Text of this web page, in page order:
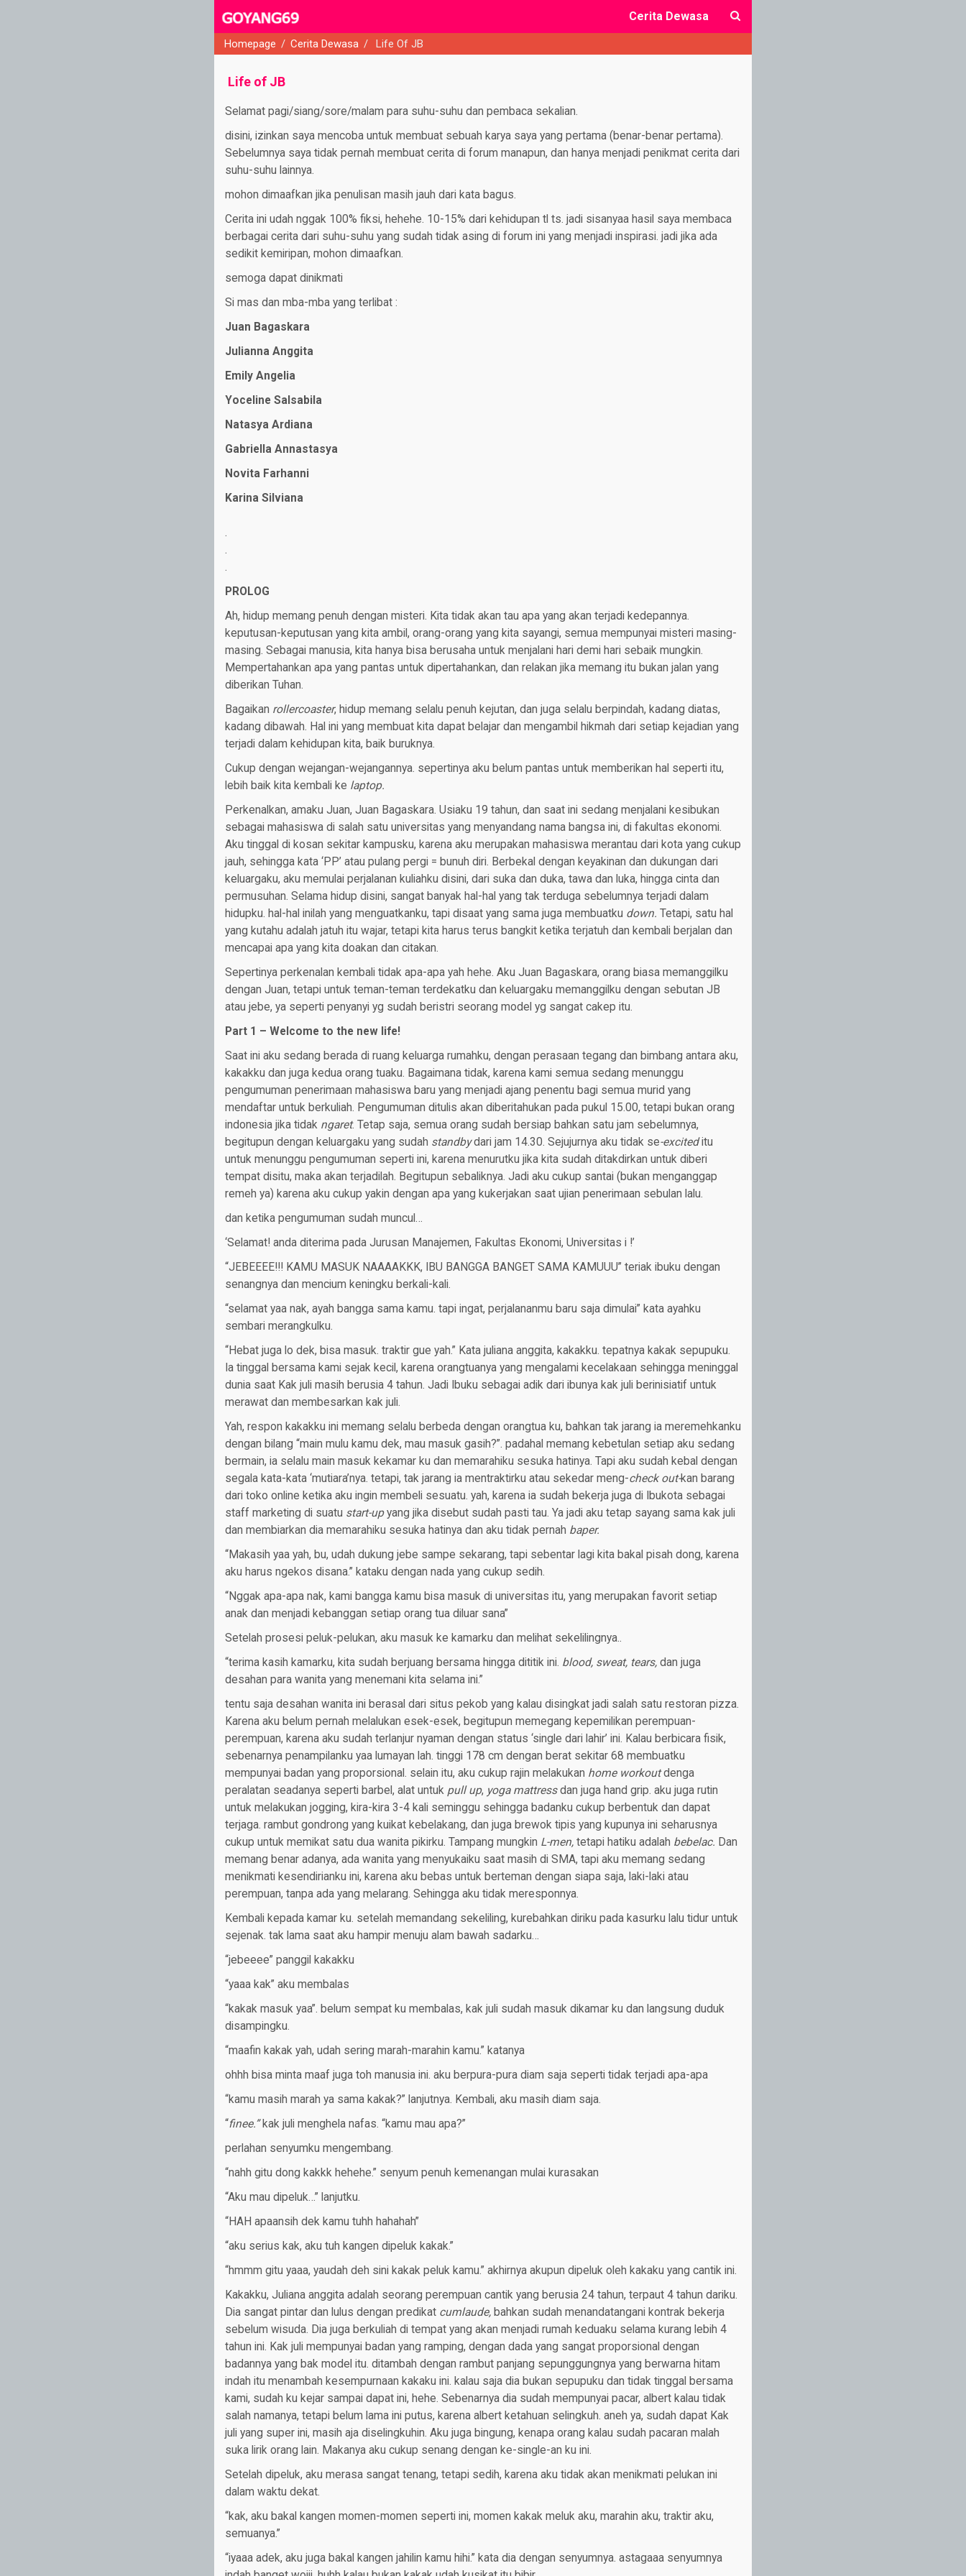
Cerita Dewasa
Homepage / Cerita Dewasa / Life Of JB
Life of JB
Selamat pagi/siang/sore/malam para suhu-suhu dan pembaca sekalian.
disini, izinkan saya mencoba untuk membuat sebuah karya saya yang pertama (benar-benar pertama).
Sebelumnya saya tidak pernah membuat cerita di forum manapun, dan hanya menjadi penikmat cerita dari
suhu-suhu lainnya.
mohon dimaafkan jika penulisan masih jauh dari kata bagus.
Cerita ini udah nggak 100% fiksi, hehehe. 10-15% dari kehidupan tl ts. jadi sisanyaa hasil saya membaca
berbagai cerita dari suhu-suhu yang sudah tidak asing di forum ini yang menjadi inspirasi. jadi jika ada
sedikit kemiripan, mohon dimaafkan.
semoga dapat dinikmati
Si mas dan mba-mba yang terlibat :
Juan Bagaskara
Julianna Anggita
Emily Angelia
Yoceline Salsabila
Natasya Ardiana
Gabriella Annastasya
Novita Farhanni
Karina Silviana
.
.
.
PROLOG
Ah, hidup memang penuh dengan misteri. Kita tidak akan tau apa yang akan terjadi kedepannya.
keputusan-keputusan yang kita ambil, orang-orang yang kita sayangi, semua mempunyai misteri masing-
masing. Sebagai manusia, kita hanya bisa berusaha untuk menjalani hari demi hari sebaik mungkin.
Mempertahankan apa yang pantas untuk dipertahankan, dan relakan jika memang itu bukan jalan yang
diberikan Tuhan.
Bagaikan rollercoaster, hidup memang selalu penuh kejutan, dan juga selalu berpindah, kadang diatas,
kadang dibawah. Hal ini yang membuat kita dapat belajar dan mengambil hikmah dari setiap kejadian yang
terjadi dalam kehidupan kita, baik buruknya.
Cukup dengan wejangan-wejangannya. sepertinya aku belum pantas untuk memberikan hal seperti itu,
lebih baik kita kembali ke laptop.
Perkenalkan, amaku Juan, Juan Bagaskara. Usiaku 19 tahun, dan saat ini sedang menjalani kesibukan
sebagai mahasiswa di salah satu universitas yang menyandang nama bangsa ini, di fakultas ekonomi.
Aku tinggal di kosan sekitar kampusku, karena aku merupakan mahasiswa merantau dari kota yang cukup
jauh, sehingga kata ‘PP’ atau pulang pergi = bunuh diri. Berbekal dengan keyakinan dan dukungan dari
keluargaku, aku memulai perjalanan kuliahku disini, dari suka dan duka, tawa dan luka, hingga cinta dan
permusuhan. Selama hidup disini, sangat banyak hal-hal yang tak terduga sebelumnya terjadi dalam
hidupku. hal-hal inilah yang menguatkanku, tapi disaat yang sama juga membuatku down. Tetapi, satu hal
yang kutahu adalah jatuh itu wajar, tetapi kita harus terus bangkit ketika terjatuh dan kembali berjalan dan
mencapai apa yang kita doakan dan citakan.
Sepertinya perkenalan kembali tidak apa-apa yah hehe. Aku Juan Bagaskara, orang biasa memanggilku
dengan Juan, tetapi untuk teman-teman terdekatku dan keluargaku memanggilku dengan sebutan JB
atau jebe, ya seperti penyanyi yg sudah beristri seorang model yg sangat cakep itu.
Part 1 – Welcome to the new life!
Saat ini aku sedang berada di ruang keluarga rumahku, dengan perasaan tegang dan bimbang antara aku,
kakakku dan juga kedua orang tuaku. Bagaimana tidak, karena kami semua sedang menunggu
pengumuman penerimaan mahasiswa baru yang menjadi ajang penentu bagi semua murid yang
mendaftar untuk berkuliah. Pengumuman ditulis akan diberitahukan pada pukul 15.00, tetapi bukan orang
indonesia jika tidak ngaret. Tetap saja, semua orang sudah bersiap bahkan satu jam sebelumnya,
begitupun dengan keluargaku yang sudah standbydari jam 14.30. Sejujurnya aku tidak se-exciteditu
untuk menunggu pengumuman seperti ini, karena menurutku jika kita sudah ditakdirkan untuk diberi
tempat disitu, maka akan terjadilah. Begitupun sebaliknya. Jadi aku cukup santai (bukan menganggap
remeh ya) karena aku cukup yakin dengan apa yang kukerjakan saat ujian penerimaan sebulan lalu.
dan ketika pengumuman sudah muncul…
‘Selamat! anda diterima pada Jurusan Manajemen, Fakultas Ekonomi, Universitas i !’
“JEBEEEE!!! KAMU MASUK NAAAAKKK, IBU BANGGA BANGET SAMA KAMUUU” teriak ibuku dengan
senangnya dan mencium keningku berkali-kali.
“selamat yaa nak, ayah bangga sama kamu. tapi ingat, perjalananmu baru saja dimulai” kata ayahku
sembari merangkulku.
“Hebat juga lo dek, bisa masuk. traktir gue yah.” Kata juliana anggita, kakakku. tepatnya kakak sepupuku.
Ia tinggal bersama kami sejak kecil, karena orangtuanya yang mengalami kecelakaan sehingga meninggal
dunia saat Kak juli masih berusia 4 tahun. Jadi Ibuku sebagai adik dari ibunya kak juli berinisiatif untuk
merawat dan membesarkan kak juli.
Yah, respon kakakku ini memang selalu berbeda dengan orangtua ku, bahkan tak jarang ia meremehkanku
dengan bilang “main mulu kamu dek, mau masuk gasih?”. padahal memang kebetulan setiap aku sedang
bermain, ia selalu main masuk kekamar ku dan memarahiku sesuka hatinya. Tapi aku sudah kebal dengan
segala kata-kata ‘mutiara’nya. tetapi, tak jarang ia mentraktirku atau sekedar meng-check out-kan barang
dari toko online ketika aku ingin membeli sesuatu. yah, karena ia sudah bekerja juga di Ibukota sebagai
staff marketing di suatu start-upyang jika disebut sudah pasti tau. Ya jadi aku tetap sayang sama kak juli
dan membiarkan dia memarahiku sesuka hatinya dan aku tidak pernah baper.
“Makasih yaa yah, bu, udah dukung jebe sampe sekarang, tapi sebentar lagi kita bakal pisah dong, karena
aku harus ngekos disana.” kataku dengan nada yang cukup sedih.
“Nggak apa-apa nak, kami bangga kamu bisa masuk di universitas itu, yang merupakan favorit setiap
anak dan menjadi kebanggan setiap orang tua diluar sana”
Setelah prosesi peluk-pelukan, aku masuk ke kamarku dan melihat sekelilingnya..
“terima kasih kamarku, kita sudah berjuang bersama hingga dititik ini. blood, sweat, tears, dan juga
desahan para wanita yang menemani kita selama ini.”
tentu saja desahan wanita ini berasal dari situs pekob yang kalau disingkat jadi salah satu restoran pizza.
Karena aku belum pernah melalukan esek-esek, begitupun memegang kepemilikan perempuan-
perempuan, karena aku sudah terlanjur nyaman dengan status ‘single dari lahir’ ini. Kalau berbicara fisik,
sebenarnya penampilanku yaa lumayan lah. tinggi 178 cm dengan berat sekitar 68 membuatku
mempunyai badan yang proporsional. selain itu, aku cukup rajin melakukan home workoutdenga
peralatan seadanya seperti barbel, alat untuk pull up, yoga mattressdan juga hand grip. aku juga rutin
untuk melakukan jogging, kira-kira 3-4 kali seminggu sehingga badanku cukup berbentuk dan dapat
terjaga. rambut gondrong yang kuikat kebelakang, dan juga brewok tipis yang kupunya ini seharusnya
cukup untuk memikat satu dua wanita pikirku. Tampang mungkin L-men, tetapi hatiku adalah bebelac. Dan
memang benar adanya, ada wanita yang menyukaiku saat masih di SMA, tapi aku memang sedang
menikmati kesendirianku ini, karena aku bebas untuk berteman dengan siapa saja, laki-laki atau
perempuan, tanpa ada yang melarang. Sehingga aku tidak meresponnya.
Kembali kepada kamar ku. setelah memandang sekeliling, kurebahkan diriku pada kasurku lalu tidur untuk
sejenak. tak lama saat aku hampir menuju alam bawah sadarku…
“jebeeee” panggil kakakku
“yaaa kak” aku membalas
“kakak masuk yaa”. belum sempat ku membalas, kak juli sudah masuk dikamar ku dan langsung duduk
disampingku.
“maafin kakak yah, udah sering marah-marahin kamu.” katanya
ohhh bisa minta maaf juga toh manusia ini. aku berpura-pura diam saja seperti tidak terjadi apa-apa
“kamu masih marah ya sama kakak?” lanjutnya. Kembali, aku masih diam saja.
“finee.” kak juli menghela nafas. “kamu mau apa?”
perlahan senyumku mengembang.
“nahh gitu dong kakkk hehehe.” senyum penuh kemenangan mulai kurasakan
“Aku mau dipeluk…” lanjutku.
“HAH apaansih dek kamu tuhh hahahah”
“aku serius kak, aku tuh kangen dipeluk kakak.”
“hmmm gitu yaaa, yaudah deh sini kakak peluk kamu.” akhirnya akupun dipeluk oleh kakaku yang cantik ini.
Kakakku, Juliana anggita adalah seorang perempuan cantik yang berusia 24 tahun, terpaut 4 tahun dariku.
Dia sangat pintar dan lulus dengan predikat cumlaude, bahkan sudah menandatangani kontrak bekerja
sebelum wisuda. Dia juga berkuliah di tempat yang akan menjadi rumah keduaku selama kurang lebih 4
tahun ini. Kak juli mempunyai badan yang ramping, dengan dada yang sangat proporsional dengan
badannya yang bak model itu. ditambah dengan rambut panjang sepunggungnya yang berwarna hitam
indah itu menambah kesempurnaan kakaku ini. kalau saja dia bukan sepupuku dan tidak tinggal bersama
kami, sudah ku kejar sampai dapat ini, hehe. Sebenarnya dia sudah mempunyai pacar, albert kalau tidak
salah namanya, tetapi belum lama ini putus, karena albert ketahuan selingkuh. aneh ya, sudah dapat Kak
juli yang super ini, masih aja diselingkuhin. Aku juga bingung, kenapa orang kalau sudah pacaran malah
suka lirik orang lain. Makanya aku cukup senang dengan ke-single-an ku ini.
Setelah dipeluk, aku merasa sangat tenang, tetapi sedih, karena aku tidak akan menikmati pelukan ini
dalam waktu dekat.
“kak, aku bakal kangen momen-momen seperti ini, momen kakak meluk aku, marahin aku, traktir aku,
semuanya.”
“iyaaa adek, aku juga bakal kangen jahilin kamu hihi.” kata dia dengan senyumnya. astagaaa senyumnya